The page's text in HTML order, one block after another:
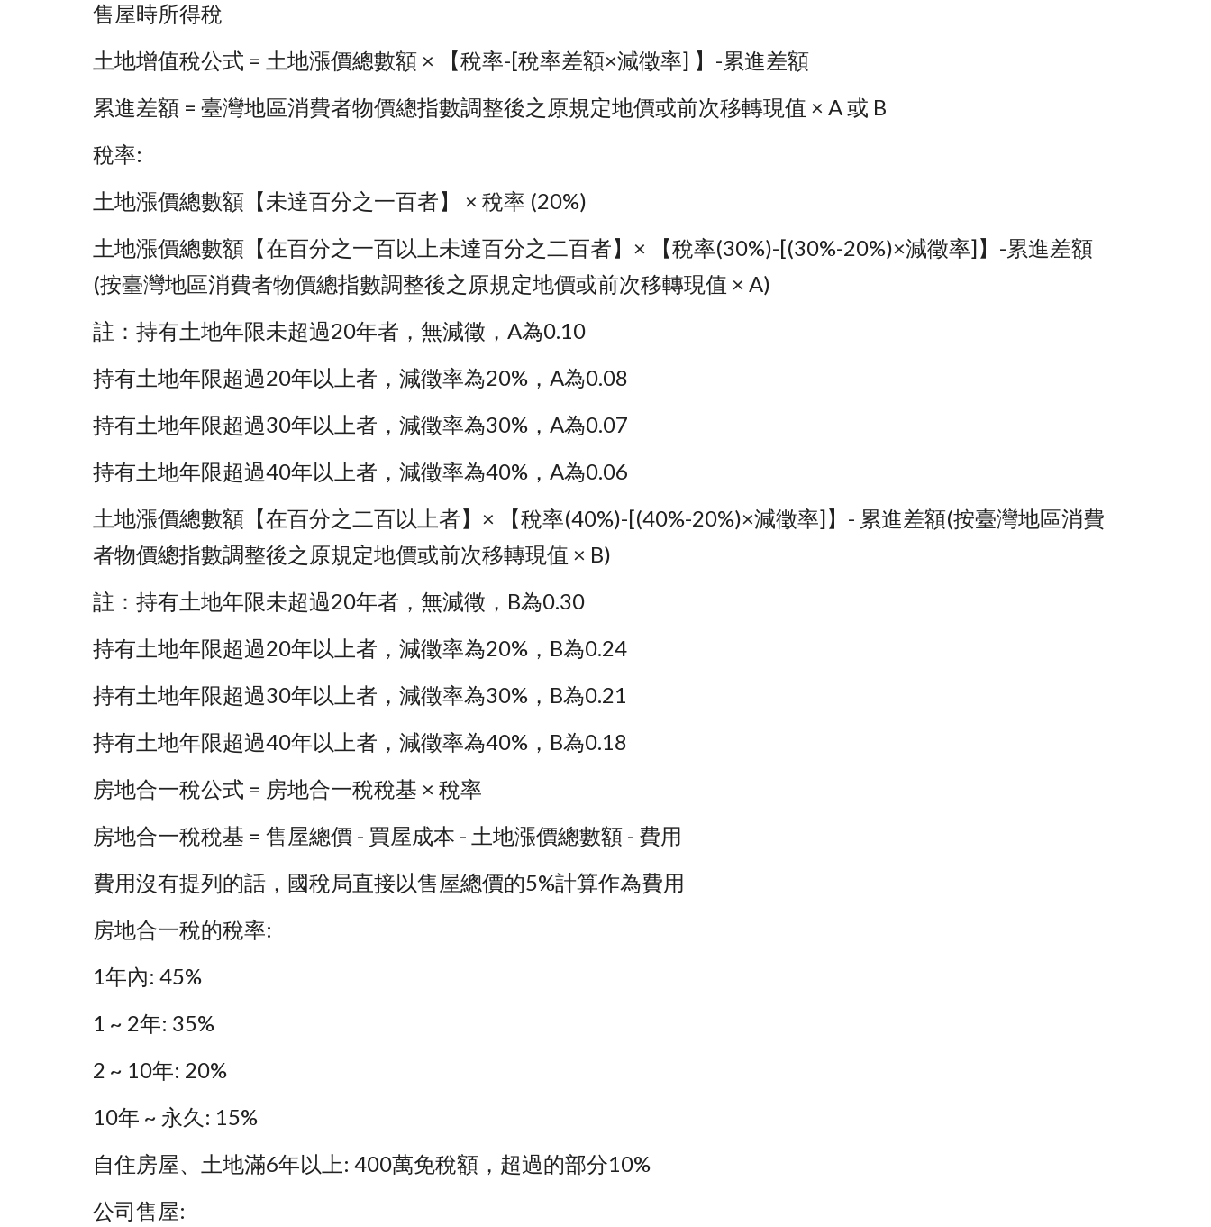
售屋時所得稅
土地增值稅公式 = 土地漲價總數額 × 【稅率-[稅率差額×減徵率] 】-累進差額
累進差額 = 臺灣地區消費者物價總指數調整後之原規定地價或前次移轉現值 × A 或 B
稅率:
土地漲價總數額【未達百分之一百者】 × 稅率 (20%)
土地漲價總數額【在百分之一百以上未達百分之二百者】× 【稅率(30%)-[(30%-20%)×減徵率]】-累進差額
(按臺灣地區消費者物價總指數調整後之原規定地價或前次移轉現值 × A)
註：持有土地年限未超過20年者，無減徵，A為0.10
持有土地年限超過20年以上者，減徵率為20%，A為0.08
持有土地年限超過30年以上者，減徵率為30%，A為0.07
持有土地年限超過40年以上者，減徵率為40%，A為0.06
土地漲價總數額【在百分之二百以上者】× 【稅率(40%)-[(40%-20%)×減徵率]】- 累進差額(按臺灣地區消費
者物價總指數調整後之原規定地價或前次移轉現值 × B)
註：持有土地年限未超過20年者，無減徵，B為0.30
持有土地年限超過20年以上者，減徵率為20%，B為0.24
持有土地年限超過30年以上者，減徵率為30%，B為0.21
持有土地年限超過40年以上者，減徵率為40%，B為0.18
房地合一稅公式 = 房地合一稅稅基 × 稅率
房地合一稅稅基 = 售屋總價 - 買屋成本 - 土地漲價總數額 - 費用
費用沒有提列的話，國稅局直接以售屋總價的5%計算作為費用
房地合一稅的稅率:
1年內: 45%
1 ~ 2年: 35%
2 ~ 10年: 20%
10年 ~ 永久: 15%
自住房屋、土地滿6年以上: 400萬免稅額，超過的部分10%
公司售屋: